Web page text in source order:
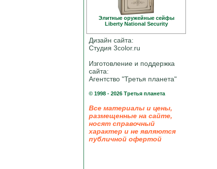
Элитные оружейные сейфы
Liberty National Security
Дизайн сайта:
Студия 3color.ru
Изготовление и поддержка
сайта:
Агентство "Третья планета"
© 1998 - 2026 Третья планета
Все материалы и цены,
размещенные на сайте,
носят справочный
характер и не являются
публичной офертой